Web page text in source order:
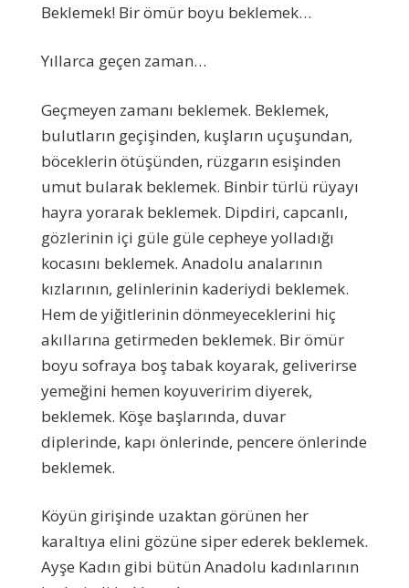
Beklemek! Bir ömür boyu beklemek…
Yıllarca geçen zaman…
Geçmeyen zamanı beklemek. Beklemek,
bulutların geçişinden, kuşların uçuşundan,
böceklerin ötüşünden, rüzgarın esişinden
umut bularak beklemek. Binbir türlü rüyayı
hayra yorarak beklemek. Dipdiri, capcanlı,
gözlerinin içi güle güle cepheye yolladığı
kocasını beklemek. Anadolu analarının
kızlarının, gelinlerinin kaderiydi beklemek.
Hem de yiğitlerinin dönmeyeceklerini hiç
akıllarına getirmeden beklemek. Bir ömür
boyu sofraya boş tabak koyarak, geliverirse
yemeğini hemen koyuveririm diyerek,
beklemek. Köşe başlarında, duvar
diplerinde, kapı önlerinde, pencere önlerinde
beklemek.
Köyün girişinde uzaktan görünen her
karaltıya elini gözüne siper ederek beklemek.
Ayşe Kadın gibi bütün Anadolu kadınlarının